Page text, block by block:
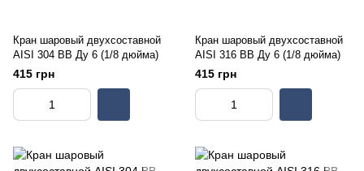
Кран шаровый двухсоставной
AISI 304 ВВ Ду 6 (1/8 дюйма)
415 грн
Кран шаровый двухсоставной
AISI 316 ВВ Ду 6 (1/8 дюйма)
415 грн